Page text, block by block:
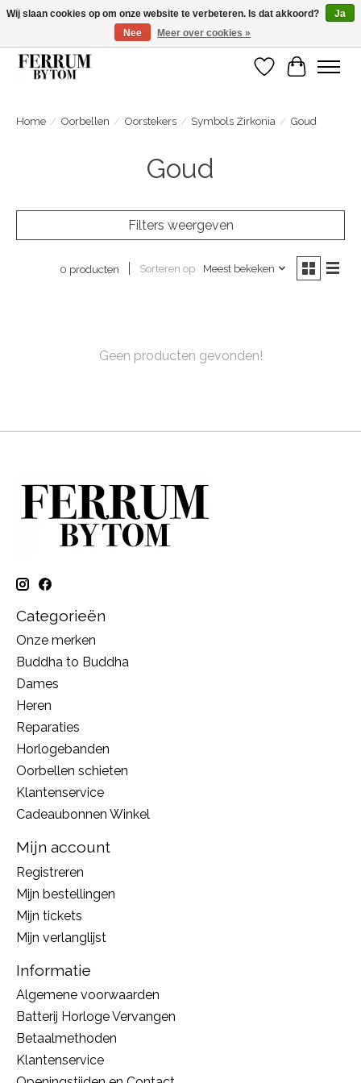
Wij zijn gelsoten van 14 tm 18 februari
Verlanglijst
Home / Oorbellen / Oorstekers / Symbols Zirkonia / Goud
Goud
Filters weergeven
0 producten Sorteren op Meest bekeken
Geen producten gevonden!
Categorieën
Onze merken
Buddha to Buddha
Dames
Heren
Reparaties
Horlogebanden
Oorbellen schieten
Klantenservice
Cadeaubonnen Winkel
Mijn account
Registreren
Mijn bestellingen
Mijn tickets
Mijn verlanglijst
Informatie
Algemene voorwaarden
Batterij Horloge Vervangen
Betaalmethoden
Klantenservice
Wij slaan cookies op om onze website te verbeteren. Is dat akkoord?
Ja
Nee
Meer over cookies »